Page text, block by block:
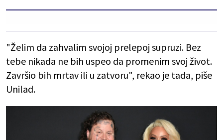
"Želim da zahvalim svojoj prelepoj supruzi. Bez
tebe nikada ne bih uspeo da promenim svoj život.
Završio bih mrtav ili u zatvoru", rekao je tada, piše
Unilad.